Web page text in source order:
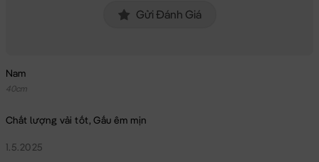
Gửi Đánh Giá
Nam
40cm
Chất lượng vải tốt, Gấu êm mịn
1.5.2025